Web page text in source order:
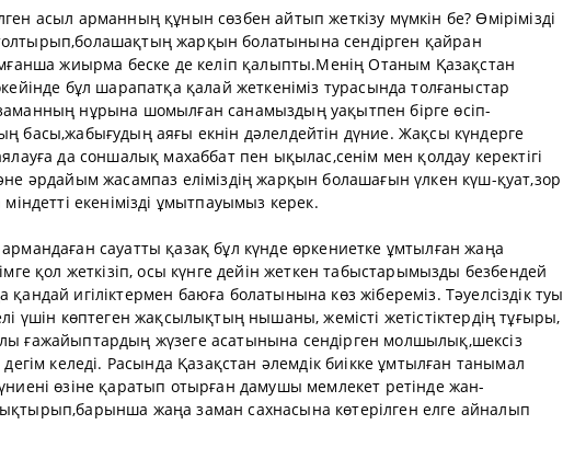
асыл арманның құнын сөзбен айтып жеткізу мүмкін бе? Өмірімізді
жарқын болатынына сендірген қайран
жиырма беске де келіп қалыпты.Менің Отаным Қазақстан
бұл шарапатқа қалай жеткеніміз турасында толғаныстар
нұрына шомылған санамыздың уақытпен бірге өсіп-
басы,жабығудың аяғы екнін дәлелдейтін дүние. Жақсы күндерге
да соншалық махаббат пен ықылас,сенім мен қолдау керектігі
әрдайым жасампаз еліміздің жарқын болашағын үлкен күш-қуат,зор
екенімізді ұмытпауымыз керек.
сауатты қазақ бұл күнде өркениетке ұмтылған жаңа
қол жеткізіп, осы күнге дейін жеткен табыстарымызды безбендей
игіліктермен баюға болатынына көз жібереміз. Тәуелсіздік туы
үшін көптеген жақсылықтың нышаны, жемісті жетістіктердің тұғыры,
ғажайыптардың жүзеге асатынына сендірген молшылық,шексіз
дегім келеді. Расында Қазақстан әлемдік биікке ұмтылған танымал
өзіне қаратып отырған дамушы мемлекет ретінде жан-
жаңа заман сахнасына көтерілген елге айналып